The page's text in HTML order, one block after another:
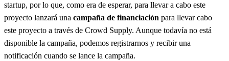
startup, por lo que, como era de esperar, para llevar a cabo este
proyecto lanzará una campaña de financiación para llevar cabo
este proyecto a través de Crowd Supply. Aunque todavía no está
disponible la campaña, podemos registrarnos y recibir una
notificación cuando se lance la campaña.